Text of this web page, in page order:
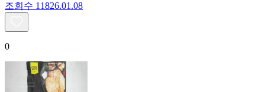
조회수 11826.01.08
0